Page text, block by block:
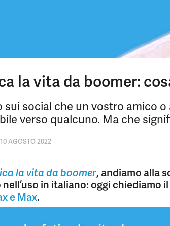
la vita da boomer:
sui social che un vostro amico
verso qualcuno. Ma che
10 AGOSTO 2022
la vita da boomer, andiamo alla
in italiano: oggi chiediamo
e Max.